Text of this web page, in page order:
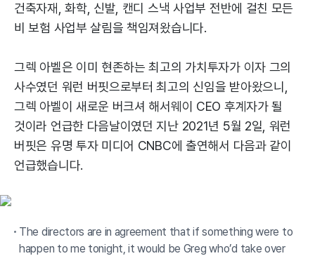
건축자재, 화학, 신발, 캔디 스낵 사업부 전반에 걸친 모든
비 보험 사업부 살림을 책임져왔습니다.
그렉 아벨은 이미 현존하는 최고의 가치투자가 이자 그의
사수였던 워런 버핏으로부터 최고의 신임을 받아왔으니,
그렉 아벨이 새로운 버크셔 해서웨이 CEO 후계자가 될
것이라 언급한 다음날이였던 지난 2021년 5월 2일, 워런
버핏은 유명 투자 미디어 CNBC에 출연해서 다음과 같이
언급했습니다.
The directors are in agreement that if something were to
happen to me tonight, it would be Greg who’d take over